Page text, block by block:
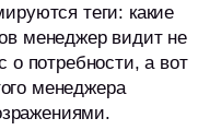
теги: какие
менеджер видит не
о потребности, а вот
менеджера